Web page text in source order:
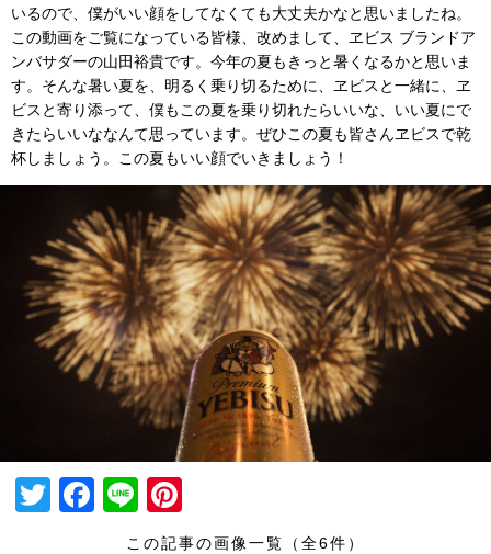
いるので、僕がいい顔をしてなくても大丈夫かなと思いましたね。
この動画をご覧になっている皆様、改めまして、ヱビス ブランドア
ンバサダーの山田裕貴です。今年の夏もきっと暑くなるかと思いま
す。そんな暑い夏を、明るく乗り切るために、ヱビスと一緒に、ヱ
ビスと寄り添って、僕もこの夏を乗り切れたらいいな、いい夏にで
きたらいいななんて思っています。ぜひこの夏も皆さんヱビスで乾
杯しましょう。この夏もいい顔でいきましょう！
T
F
Li
n
nt
この記事の画像一覧（全6件）